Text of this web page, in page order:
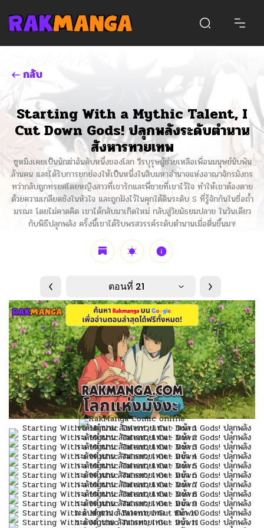
กลับ
Starting With a Mythic Talent, I
Cut Down Gods! ปลุกพลังระดับตำนาน
สังหารทวยเทพ
ซูหมิงเคยเป็นนักฆ่าอันดับหนึ่งของโลก วีรบุรุษผู้ช่วยเหลือเพื่อนมนุษย์นับพัน
ล้านคน และได้รับการยกย่องให้เป็นหนึ่งในสิบมหาอำนาจแห่งอาณาจักรมังกร
ทว่ากลับถูกทรยศโดยหญิงสาวที่เขารักและพี่ชายที่เขาไว้ใจ ทำให้เขาต้องตาย
ด้วยความเกลียดชังในหัวใจ และถูกฝังไว้ในคุกใต้ดินระดับ S ที่รู้จักกันในชื่อถ้ำ
มรณะ โดยไม่คาดคิด เขาได้กลับมาเกิดใหม่ กลับสู่วัยมัธยมปลาย ในวันเดียว
กับพิธีปลุกพลัง ครั้งนี้เขาได้รับพรสวรรค์ระดับตำนานเมื่อตื่นขึ้นมา!
ตอนที่ 21